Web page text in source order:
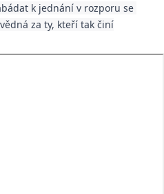
k jednání v rozporu se
za ty, kteří tak činí